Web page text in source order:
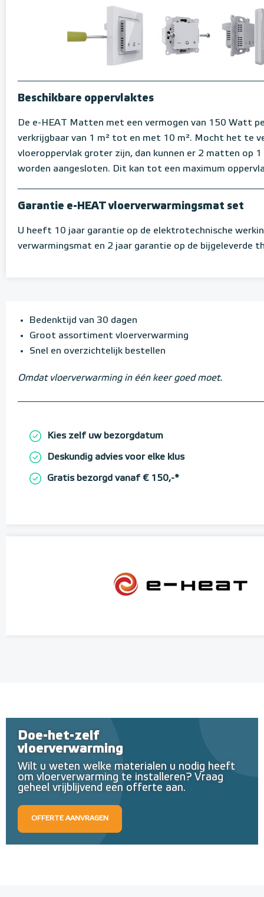
Beschikbare oppervlaktes
De e-HEAT Matten met een vermogen van 150 Watt
verkrijgbaar van 1 m² tot en met 10 m². Mocht het te
vloeroppervlak groter zijn, dan kunnen er 2 matten op
worden aangesloten. Dit kan tot een maximum
Garantie e-HEAT vloerverwarmingsmat set
U heeft 10 jaar garantie op de elektrotechnische
verwarmingsmat en 2 jaar garantie op de bijgeleverde
Bedenktijd van 30 dagen
Groot assortiment vloerverwarming
Snel en overzichtelijk bestellen
Omdat vloerverwarming in één keer goed moet.
Kies zelf uw bezorgdatum
Deskundig advies voor elke klus
Gratis bezorgd vanaf € 150,-*
Doe-het-zelf
vloerverwarming
Wilt u weten welke materialen u nodig heeft
om vloerverwarming te installeren? Vraag
geheel vrijblijvend een offerte aan.
OFFERTE AANVRAGEN